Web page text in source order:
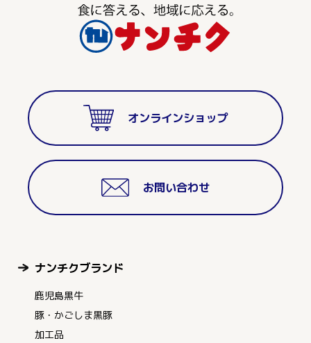
オンラインショップ
お問い合わせ
ナンチクブランド
鹿児島黒牛
豚・かごしま黒豚
加工品